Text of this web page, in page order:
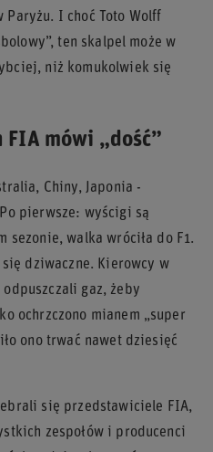
I choć Toto Wolff
ten skalpel może w
niż komukolwiek się
FIA mówi „dość”
Chiny, Japonia -
pierwsze: wyścigi są
sezonie, walka wróciła do F1.
dziwaczne. Kierowcy w
gaz, żeby
ochrzczono mianem „super
ono trwać nawet dziesięć
się przedstawiciele FIA,
zespołów i producenci